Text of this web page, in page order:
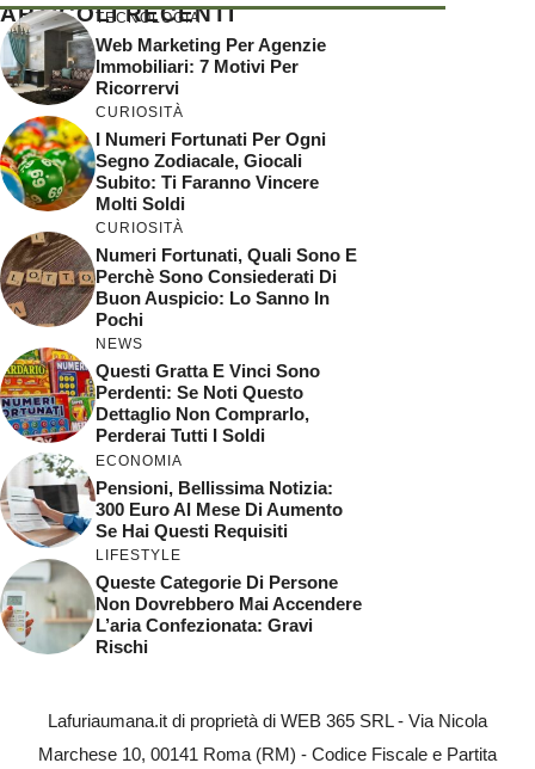
ARTICOLI RECENTI
TECNOLOGIA
Web Marketing Per Agenzie
Immobiliari: 7 Motivi Per
Ricorrervi
CURIOSITÀ
I Numeri Fortunati Per Ogni
Segno Zodiacale, Giocali
Subito: Ti Faranno Vincere
Molti Soldi
CURIOSITÀ
Numeri Fortunati, Quali Sono E
Perchè Sono Consiederati Di
Buon Auspicio: Lo Sanno In
Pochi
NEWS
Questi Gratta E Vinci Sono
Perdenti: Se Noti Questo
Dettaglio Non Comprarlo,
Perderai Tutti I Soldi
ECONOMIA
Pensioni, Bellissima Notizia:
300 Euro Al Mese Di Aumento
Se Hai Questi Requisiti
LIFESTYLE
Queste Categorie Di Persone
Non Dovrebbero Mai Accendere
L’aria Confezionata: Gravi
Rischi
Lafuriaumana.it di proprietà di WEB 365 SRL - Via Nicola
Marchese 10, 00141 Roma (RM) - Codice Fiscale e Partita